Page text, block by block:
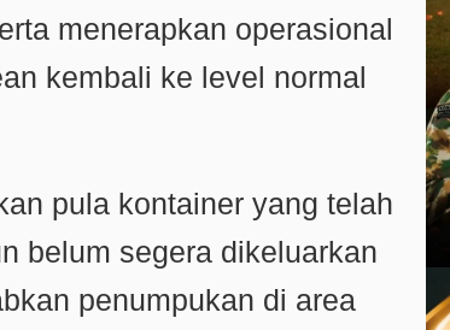
menerapkan operasional
kembali ke level normal
pula kontainer yang telah
belum segera dikeluarkan
penumpukan di area